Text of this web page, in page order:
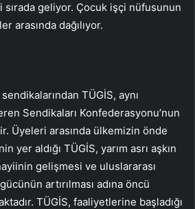
geliyor. Çocuk işçi nüfusunun
arasında dağılıyor.
TÜGİS, aynı
Sendikaları Konfederasyonu’nun
Üyeleri arasında ülkemizin önde
yer aldığı TÜGİS, yarım asrı aşkın
gelişmesi ve uluslararası
artırılması adına öncü
TÜGİS, faaliyetlerine başladığı